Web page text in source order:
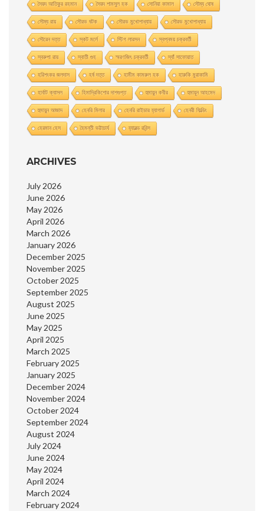
সৈয়দ আতিকুর রহমান সৈয়দ শামসুল হক সোনিয়া কামাল সৌম্য ঘােষ
সৌম্য রায় সৌরভ ঘটক সৌরভ মুখােপাধ্যায় সৌরভ মুখোপাধ্যায়
সৌরেন দত্ত স্কট মর্লে স্টিগ লারসন স্বপ্নময় চক্রবর্তী
স্বরুপা রায় স্বাতী গুহ স্মরণজিৎ চক্রবর্তী স্যাঁ সাফোয়াত
হরিশংকর জলদাস হর্ষ দত্ত হামীম কামরুল হক হারুকি মুরাকামি
হার্বাট ক্যাসল হিমাদ্রিকিশাের দাশগুপ্ত হুমায়ুন কবীর হুমায়ূন আহমেদ
হুমায়ুন আজাদ হেনরি মিলার হেনরি রাইডার হ্যাগার্ড হেনরী ফিল্ডিং
হেরমান হেস হৈমন্তী ভট্টাচার্য হ্যারল্ড রবিন্স
ARCHIVES
July 2026
June 2026
May 2026
April 2026
March 2026
January 2026
December 2025
November 2025
October 2025
September 2025
August 2025
June 2025
May 2025
April 2025
March 2025
February 2025
January 2025
December 2024
November 2024
October 2024
September 2024
August 2024
July 2024
June 2024
May 2024
April 2024
March 2024
February 2024